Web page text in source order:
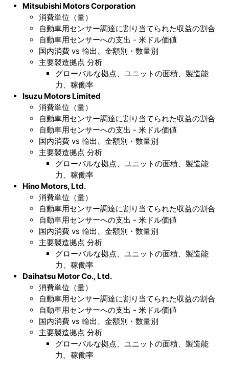
Mitsubishi Motors Corporation
消費単位（量）
自動車用センサー調達に割り当てられた収益の割合
自動車用センサーへの支出 - 米ドル価値
国内消費 vs 輸出、金額別・数量別
主要製造拠点 分析
グローバルな拠点、ユニットの面積、製造能
力、稼働率
Isuzu Motors Limited
消費単位（量）
自動車用センサー調達に割り当てられた収益の割合
自動車用センサーへの支出 - 米ドル価値
国内消費 vs 輸出、金額別・数量別
主要製造拠点 分析
グローバルな拠点、ユニットの面積、製造能
力、稼働率
Hino Motors, Ltd.
消費単位（量）
自動車用センサー調達に割り当てられた収益の割合
自動車用センサーへの支出 - 米ドル価値
国内消費 vs 輸出、金額別・数量別
主要製造拠点 分析
グローバルな拠点、ユニットの面積、製造能
力、稼働率
Daihatsu Motor Co., Ltd.
消費単位（量）
自動車用センサー調達に割り当てられた収益の割合
自動車用センサーへの支出 - 米ドル価値
国内消費 vs 輸出、金額別・数量別
主要製造拠点 分析
グローバルな拠点、ユニットの面積、製造能
力、稼働率